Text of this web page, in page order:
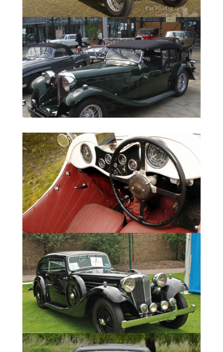
Масса - 1500 кг
Разгон 0-60 mph – 21сек.
Коробка передач - четырех ступенчатая,
механическая.
Подвеска - на полуэллиптических рессорах
Амортизаторы - механические регулируемые
тип «Andre Hatford»
Тормозная система - фирмы Bendix
Колеса - Dunlop, камерные 5.50х18
Технические характеристики SS2 1931г:
Двигатель 1.0 литра (1004) мощностью 28
л.с. (21 кВт)
Длинна - 3658 мм
Ширина - 1373 мм
Высота – 1372 мм
Колесная база – 3286 мм
Передняя колея - 1122 мм
Задняя колея – 1122 мм
Максимальная скорость - 95 км в час
Масса - 800 кг
Разгон 0-60 mph – не известно
Коробка передач - трех ступенчатая,
механическая.
Подвеска - на полуэллиптических рессорах
Амортизаторы – механические регулируемые
тип «Andre Hartford»
Тормозная система - механическая
Колеса - Dunlop, камерные 4.75х18
Технические характеристики SS2 1933г: